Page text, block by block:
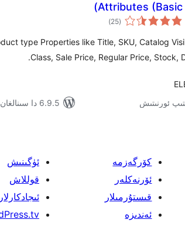
Attributes (Basic)
(25
ئومۇمىي
دەرىجە)
type Properties like Title, SKU, Catalog
Class, Sale Price, Regular Price, Stock,
6.9.5 دا سىنالغان
كۆرگەزمە
ئۆرنەكلەر
قىستۇرمىلار
ئەندىزە
ئۈگىنىش
قوللاش
ئىجادكارلار